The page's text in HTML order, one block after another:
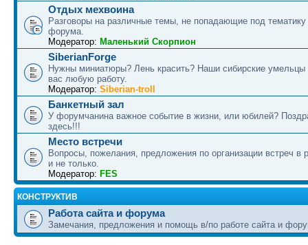
Отдых мехвоина
Разговоры на различные темы, не попадающие под тематику
форума.
Модератор: Маленький Скорпион
SiberianForge
Нужны миниатюры? Лень красить? Наши сибирские умельцы
вас любую работу.
Модератор: Siberian-troll
Банкетный зал
У форумчанина важное событие в жизни, или юбилей?
здесь!!!
Место встречи
Вопросы, пожелания, предложения по организации встреч в
и не только.
Модератор: FES
КОНСТРУКТИВ
Работа сайта и форума
Замечания, предложения и помощь в/по работе сайта и